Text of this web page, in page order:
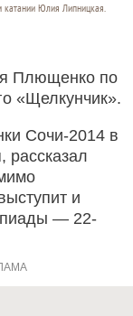
Юлия Липницкая.
Плющенко по
«Щелкунчик».
Сочи-2014 в
рассказал
и
— 22-